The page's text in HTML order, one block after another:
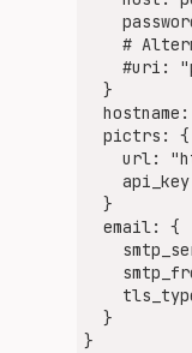
-
-
-
-
user:
    volumes:
- ./
  postgres:
image:
-
#
#uri:
  }
  pictrs: {
url:
  }
  email: {
  }
}